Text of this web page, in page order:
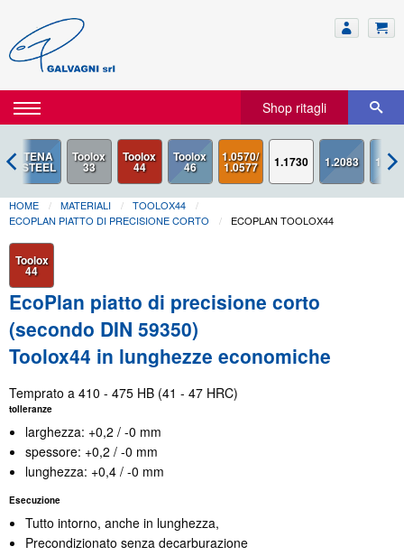
Shop ritagli
Toolox
33
Toolox
44
1.0570/
1.0577 1.1730
HOME MATERIALI
TOOLOX44
ECOPLAN PIATTO DI PRECISIONE CORTO
ECOPLAN TOOLOX44
Toolox
44
EcoPlan piatto di precisione corto
(secondo DIN 59350)
Toolox44 in lunghezze economiche
Temprato a 410 - 475 HB (41 - 47 HRC)
tolleranze
larghezza: +0,2 / -0 mm
spessore: +0,2 / -0 mm
lunghezza: +0,4 / -0 mm
Esecuzione
Tutto intorno, anche in lunghezza,
Precondizionato senza decarburazione